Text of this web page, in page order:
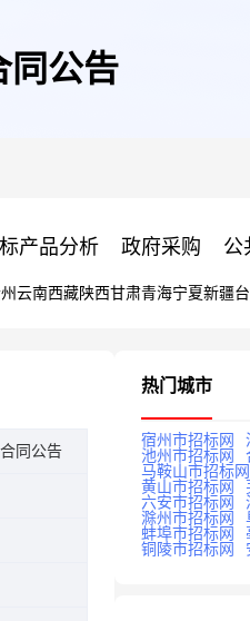
同公告
产品分析 政府采购 公
云南西藏陕西甘肃青海宁夏新疆
同公告
热门城市
宿州市招标网
池州市招标网
马鞍山市招标网
黄山市招标网
六安市招标网
滁州市招标网
蚌埠市招标网
铜陵市招标网